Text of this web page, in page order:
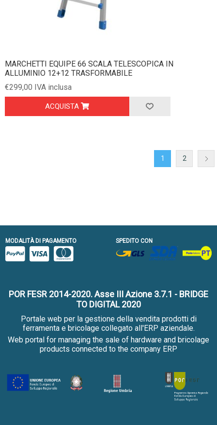
MARCHETTI EQUIPE 66 SCALA TELESCOPICA IN
ALLUMINIO 12+12 TRASFORMABILE
€299,00 IVA inclusa
ACQUISTA
1 2
MODALITÀ DI PAGAMENTO SPEDITO CON
POR FESR 2014-2020. Asse III Azione 3.7.1 - BRIDGE
TO DIGITAL 2020
Portale web per la gestione della vendita prodotti di
ferramenta e bricolage collegato all'ERP aziendale.
Web portal for managing the sale of hardware and bricolage
products connected to the company ERP